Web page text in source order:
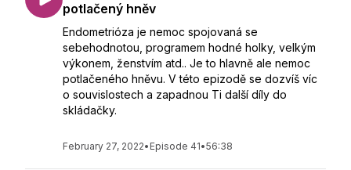
potlačený hněv
Endometrióza je nemoc spojovaná se
sebehodnotou, programem hodné holky, velkým
výkonem, ženstvím atd.. Je to hlavně ale nemoc
potlačeného hněvu. V této epizodě se dozvíš víc
o souvislostech a zapadnou Ti další díly do
skládačky.
February 27, 2022• Episode 41•56:38